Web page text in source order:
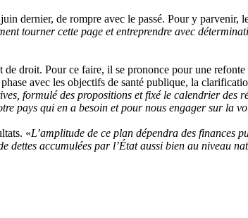
dernier, de rompre avec le passé. Pour y parvenir,
tourner cette page et entreprendre avec
de droit. Pour ce faire, il se prononce pour une
avec les objectifs de santé publique, la
formulé des propositions et fixé le calendrier des
pays qui en a besoin et pour nous engager sur la
«L’amplitude de ce plan dépendra des finances
dettes accumulées par l’État aussi bien au niveau